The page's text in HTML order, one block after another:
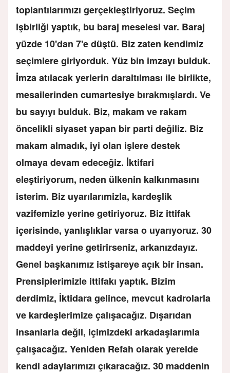
toplantılarımızı gerçekleştiriyoruz. Seçim
işbirliği yaptık, bu baraj meselesi var. Baraj
yüzde 10'dan 7'e düştü. Biz zaten kendimiz
seçimlere giriyorduk. Yüz bin imzayı bulduk.
İmza atılacak yerlerin daraltılması ile birlikte,
mesailerinden cumartesiye bırakmışlardı. Ve
bu sayıyı bulduk. Biz, makam ve rakam
öncelikli siyaset yapan bir parti değiliz. Biz
makam almadık, iyi olan işlere destek
olmaya devam edeceğiz. İktifari
eleştiriyorum, neden ülkenin kalkınmasını
isterim. Biz uyarılarımizla, kardeşlik
vazifemizle yerine getiriyoruz. Biz ittifak
içerisinde, yanlışlıklar varsa o uyarıyoruz. 30
maddeyi yerine getirirseniz, arkanızdayız.
Genel başkanımız istişareye açık bir insan.
Prensiplerimizle ittifakı yaptık. Bizim
derdimiz, İktidara gelince, mevcut kadrolarla
ve kardeşlerimize çalışacağız. Dışarıdan
insanlarla değil, içimizdeki arkadaşlarımla
çalışacağız. Yeniden Refah olarak yerelde
kendi adaylarımızı çıkaracağız. 30 maddenin